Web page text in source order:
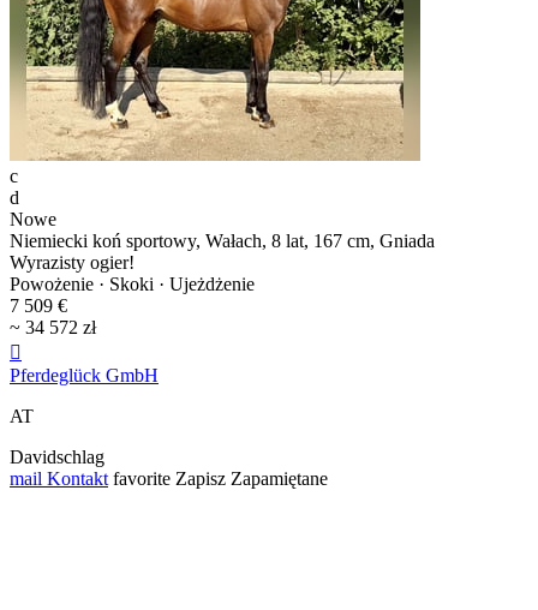
c
d
Nowe
Niemiecki koń sportowy, Wałach, 8 lat, 167 cm, Gniada
Wyrazisty ogier!
Powożenie · Skoki · Ujeżdżenie
7 509 €
~ 34 572 zł

Pferdeglück GmbH
AT
Davidschlag
mail Kontakt favorite Zapisz Zapamiętane